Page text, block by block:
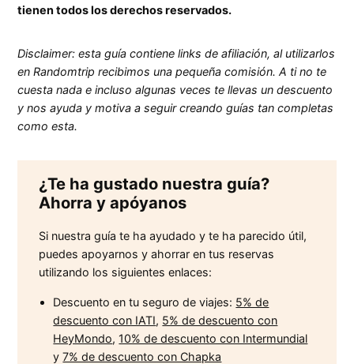
tienen todos los derechos reservados.
Disclaimer: esta guía contiene links de afiliación, al utilizarlos
en Randomtrip recibimos una pequeña comisión. A ti no te
cuesta nada e incluso algunas veces te llevas un descuento
y nos ayuda y motiva a seguir creando guías tan completas
como esta.
¿Te ha gustado nuestra guía?
Ahorra y apóyanos
Si nuestra guía te ha ayudado y te ha parecido útil,
puedes apoyarnos y ahorrar en tus reservas
utilizando los siguientes enlaces:
Descuento en tu seguro de viajes: 5% de
descuento con IATI, 5% de descuento con
HeyMondo, 10% de descuento con Intermundial
y7% de descuento con Chapka